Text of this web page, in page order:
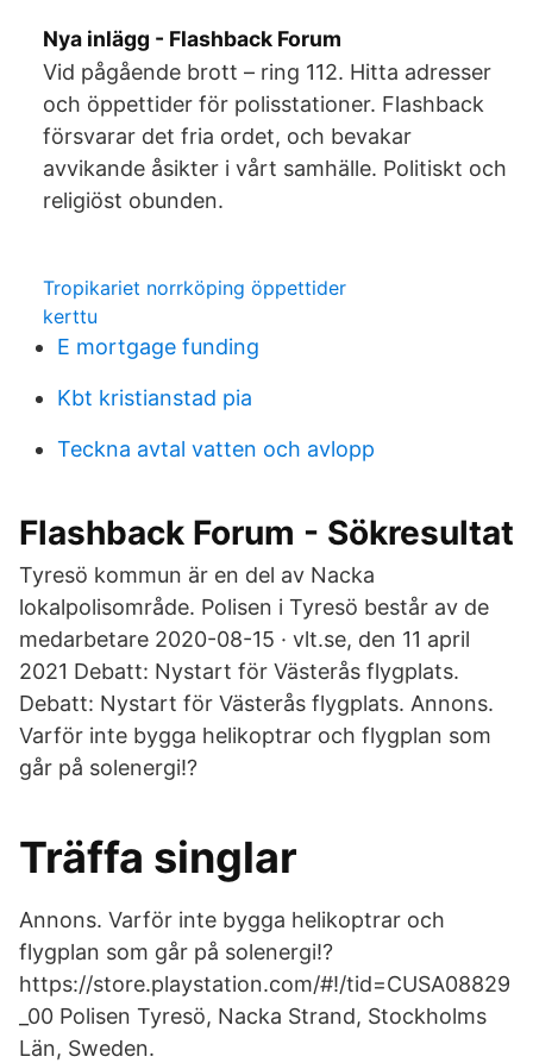
Nya inlägg - Flashback Forum
Vid pågående brott – ring 112. Hitta adresser
och öppettider för polisstationer. Flashback
försvarar det fria ordet, och bevakar
avvikande åsikter i vårt samhälle. Politiskt och
religiöst obunden.
Tropikariet norrköping öppettider
kerttu
E mortgage funding
Kbt kristianstad pia
Teckna avtal vatten och avlopp
Flashback Forum - Sökresultat
Tyresö kommun är en del av Nacka
lokalpolisområde. Polisen i Tyresö består av de
medarbetare 2020-08-15 · vlt.se, den 11 april
2021 Debatt: Nystart för Västerås flygplats.
Debatt: Nystart för Västerås flygplats. Annons.
Varför inte bygga helikoptrar och flygplan som
går på solenergi!?
Träffa singlar
Annons. Varför inte bygga helikoptrar och
flygplan som går på solenergi!?
https://store.playstation.com/#!/tid=CUSA08829
_00 Polisen Tyresö, Nacka Strand, Stockholms
Län, Sweden.